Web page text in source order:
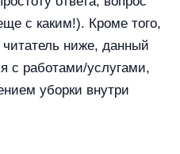
с каким!). Кроме того,
ниже, данный
с работами/услугами,
уборки внутри